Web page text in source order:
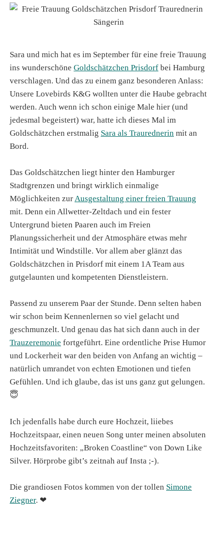
Sara und mich hat es im September für eine freie Trauung
ins wunderschöne Goldschätzchen Prisdorf bei Hamburg
verschlagen. Und das zu einem ganz besonderen Anlass:
Unsere Lovebirds K&G wollten unter die Haube gebracht
werden. Auch wenn ich schon einige Male hier (und
jedesmal begeistert) war, hatte ich dieses Mal im
Goldschätzchen erstmalig Sara als Traurednerin mit an
Bord.
Das Goldschätzchen liegt hinter den Hamburger
Stadtgrenzen und bringt wirklich einmalige
Möglichkeiten zurAusgestaltung einer freien Trauung
mit. Denn ein Allwetter-Zeltdach und ein fester
Untergrund bieten Paaren auch im Freien
Planungssicherheit und der Atmosphäre etwas mehr
Intimität und Windstille. Vor allem aber glänzt das
Goldschätzchen in Prisdorf mit einem 1A Team aus
gutgelaunten und kompetenten Dienstleistern.
Passend zu unserem Paar der Stunde. Denn selten haben
wir schon beim Kennenlernen so viel gelacht und
geschmunzelt. Und genau das hat sich dann auch in der
Trauzeremonie fortgeführt. Eine ordentliche Prise Humor
und Lockerheit war den beiden von Anfang an wichtig –
natürlich umrandet von echten Emotionen und tiefen
Gefühlen. Und ich glaube, das ist uns ganz gut gelungen.
😇
Ich jedenfalls habe durch eure Hochzeit, liiebes
Hochzeitspaar, einen neuen Song unter meinen absoluten
Hochzeitsfavoriten: „Broken Coastline“ von Down Like
Silver. Hörprobe gibt’s zeitnah auf Insta ;-).
Die grandiosen Fotos kommen von der tollen Simone
Ziegner. ❤︎